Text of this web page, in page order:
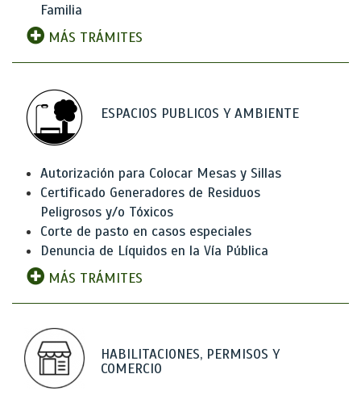
Familia
MÁS TRÁMITES
ESPACIOS PUBLICOS Y AMBIENTE
Autorización para Colocar Mesas y Sillas
Certificado Generadores de Residuos
Peligrosos y/o Tóxicos
Corte de pasto en casos especiales
Denuncia de Líquidos en la Vía Pública
MÁS TRÁMITES
HABILITACIONES, PERMISOS Y
COMERCIO